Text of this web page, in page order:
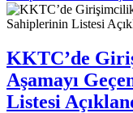
KKTC’de
Aşamayı
Listesi